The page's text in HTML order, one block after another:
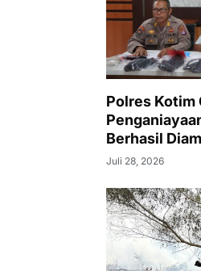
Polres Kotim
Berhasil
Juli 28, 2026